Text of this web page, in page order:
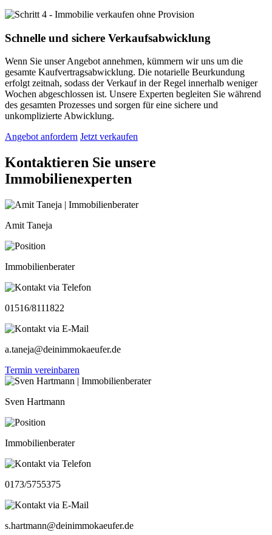
Schnelle und sichere Verkaufsabwicklung
Wenn Sie unser Angebot annehmen, kümmern wir uns um die
gesamte Kaufvertragsabwicklung. Die notarielle Beurkundung
erfolgt zeitnah, sodass der Verkauf in der Regel innerhalb weniger
Wochen abgeschlossen ist. Unsere Experten begleiten Sie während
des gesamten Prozesses und sorgen für eine sichere und
unkomplizierte Abwicklung.
Angebot anfordern Jetzt verkaufen
Kontaktieren Sie unsere
Immobilienexperten
Amit Taneja
Immobilienberater
01516/8111822
a.taneja@deinimmokaeufer.de
Termin vereinbaren
Sven Hartmann
Immobilienberater
0173/5755375
s.hartmann@deinimmokaeufer.de